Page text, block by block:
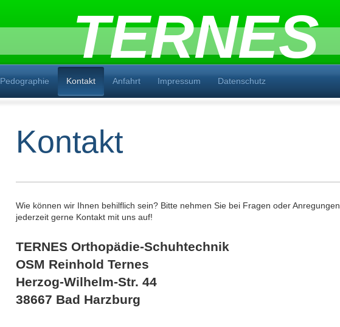
TERNES
Pedographie Kontakt Anfahrt Impressum Datenschutz
Kontakt
Wie können wir Ihnen behilflich sein? Bitte nehmen Sie bei Fragen oder Anregungen
jederzeit gerne Kontakt mit uns auf!
TERNES Orthopädie-Schuhtechnik
OSM Reinhold Ternes
Herzog-Wilhelm-Str. 44
38667 Bad Harzburg